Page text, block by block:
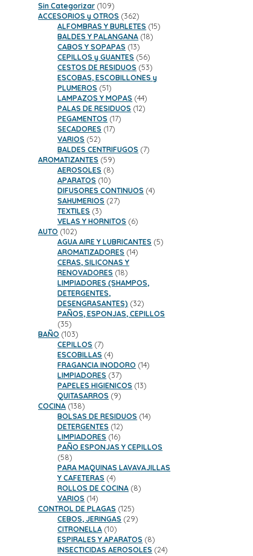
Sin Categorizar 109109
productos
ACCESORIOS y OTROS 362362
productos
ALFOMBRAS Y BURLETES 1515
BALDES Y PALANGANA 1818
CABOS Y SOPAPAS 1313
productos
CEPILLOS y GUANTES 5656
productos
CESTOS DE RESIDUOS 5353
productos
ESCOBAS, ESCOBILLONES y
PLUMEROS 5151
productos
LAMPAZOS Y MOPAS 4444
productos
PALAS DE RESIDUOS 1212
PEGAMENTOS 1717
SECADORES 1717
VARIOS 5252
productos
BALDES CENTRIFUGOS 77
AROMATIZANTES 5959
productos
AEROSOLES 88
APARATOS 1010
productos
DIFUSORES CONTINUOS 44
SAHUMERIOS 2727
TEXTILES 33
productos
VELAS Y HORNITOS 66
AUTO 102102
productos
AGUA AIRE Y LUBRICANTES 55
AROMATIZADORES 1414
CERAS, SILICONAS Y
RENOVADORES 1818
productos
LIMPIADORES (SHAMPOS,
DETERGENTES,
DESENGRASANTES) 3232
productos
PAÑOS, ESPONJAS, CEPILLOS
3535
productos
BAÑO 103103
productos
CEPILLOS 77
productos
ESCOBILLAS 44
productos
FRAGANCIA INODORO 1414
LIMPIADORES 3737
productos
PAPELES HIGIENICOS 1313
QUITASARROS 99
COCINA 138138
productos
BOLSAS DE RESIDUOS 1414
DETERGENTES 1212
productos
LIMPIADORES 1616
productos
PAÑO ESPONJAS Y CEPILLOS
5858
productos
PARA MAQUINAS LAVAVAJILLAS
Y CAFETERAS 44
productos
ROLLOS DE COCINA 88
VARIOS 1414
productos
CONTROL DE PLAGAS 125125
productos
CEBOS, JERINGAS 2929
CITRONELLA 1010
productos
ESPIRALES Y APARATOS 88
productos
INSECTICIDAS AEROSOLES 2424